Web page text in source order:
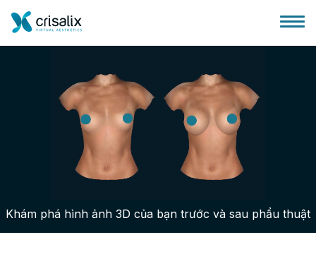
Bác sĩ phẫu thuật
Nền tảng kinh doanh 3D
Gói
Khám phá hình ảnh 3D của bạn trước và sau phẩu thuật